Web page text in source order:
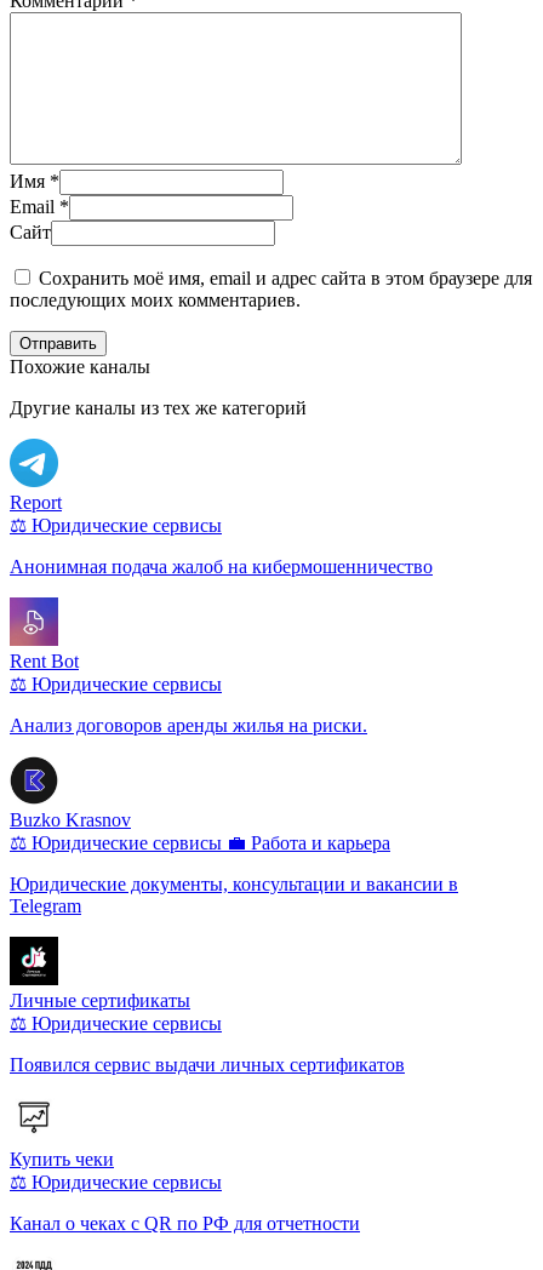
Имя *
Email *
Сайт
Сохранить моё имя, email и адрес сайта в этом браузере для
последующих моих комментариев.
Отправить
Похожие каналы
Другие каналы из тех же категорий
Report
⚖️ Юридические сервисы
Анонимная подача жалоб на кибермошенничество
Rent Bot
⚖️ Юридические сервисы
Анализ договоров аренды жилья на риски.
Buzko Krasnov
⚖️ Юридические сервисы 💼 Работа и карьера
Юридические документы, консультации и вакансии в
Telegram
Личные сертификаты
⚖️ Юридические сервисы
Появился сервис выдачи личных сертификатов
Купить чеки
⚖️ Юридические сервисы
Канал о чеках с QR по РФ для отчетности